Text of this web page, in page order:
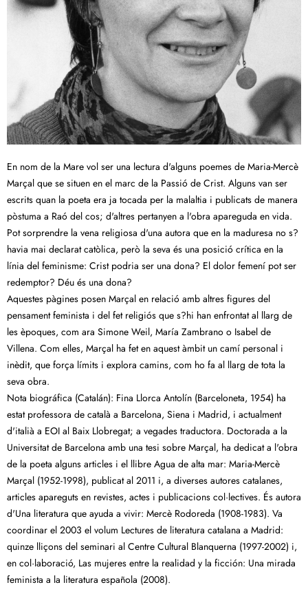
En nom de la Mare vol ser una lectura d'alguns poemes de Maria-Mercè
Marçal que se situen en el marc de la Passió de Crist. Alguns van ser
escrits quan la poeta era ja tocada per la malaltia i publicats de manera
pòstuma a Raó del cos; d'altres pertanyen a l'obra apareguda en vida.
Pot sorprendre la vena religiosa d'una autora que en la maduresa no s?
havia mai declarat catòlica, però la seva és una posició crítica en la
línia del feminisme: Crist podria ser una dona? El dolor femení pot ser
redemptor? Déu és una dona?
Aquestes pàgines posen Marçal en relació amb altres figures del
pensament feminista i del fet religiós que s?hi han enfrontat al llarg de
les èpoques, com ara Simone Weil, María Zambrano o Isabel de
Villena. Com elles, Marçal ha fet en aquest àmbit un camí personal i
inèdit, que força límits i explora camins, com ho fa al llarg de tota la
seva obra.
Nota biográfica (Catalán): Fina Llorca Antolín (Barceloneta, 1954) ha
estat professora de català a Barcelona, Siena i Madrid, i actualment
d'italià a EOI al Baix Llobregat; a vegades traductora. Doctorada a la
Universitat de Barcelona amb una tesi sobre Marçal, ha dedicat a l'obra
de la poeta alguns articles i el llibre Agua de alta mar: Maria-Mercè
Marçal (1952-1998), publicat al 2011 i, a diverses autores catalanes,
articles apareguts en revistes, actes i publicacions col·lectives. És autora
d'Una literatura que ayuda a vivir: Mercè Rodoreda (1908-1983). Va
coordinar el 2003 el volum Lectures de literatura catalana a Madrid:
quinze lliçons del seminari al Centre Cultural Blanquerna (1997-2002) i,
en col·laboració, Las mujeres entre la realidad y la ficción: Una mirada
feminista a la literatura española (2008).